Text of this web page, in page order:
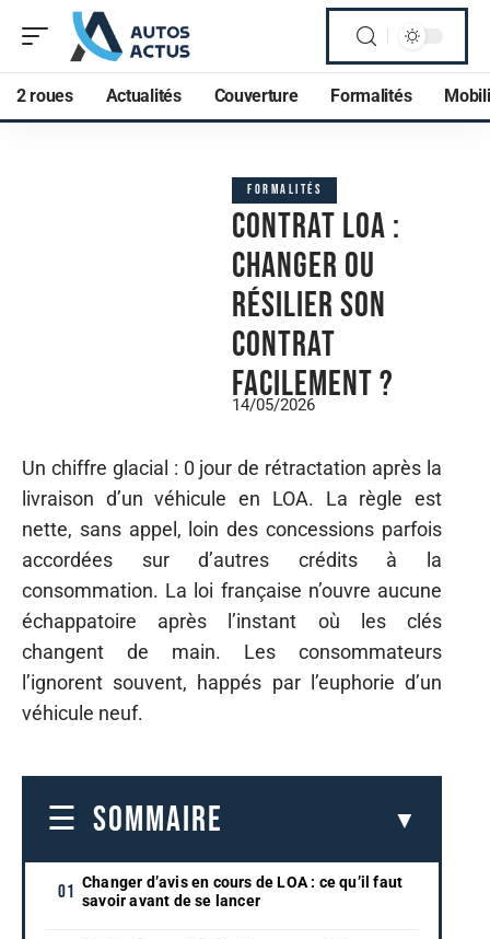
2 roues Actualités Couverture Formalités
FORMALITÉS
Contrat LOA :
Changer ou
résilier son
contrat
facilement ?
14/05/2026
Un chiffre glacial : 0 jour de rétractation après la
livraison d’un véhicule en LOA. La règle est
nette, sans appel, loin des concessions parfois
accordées sur d’autres crédits à la
consommation. La loi française n’ouvre aucune
échappatoire après l’instant où les clés
changent de main. Les consommateurs
l’ignorent souvent, happés par l’euphorie d’un
véhicule neuf.
SOMMAIRE
Changer d’avis en cours de LOA : ce qu’il faut
savoir avant de se lancer